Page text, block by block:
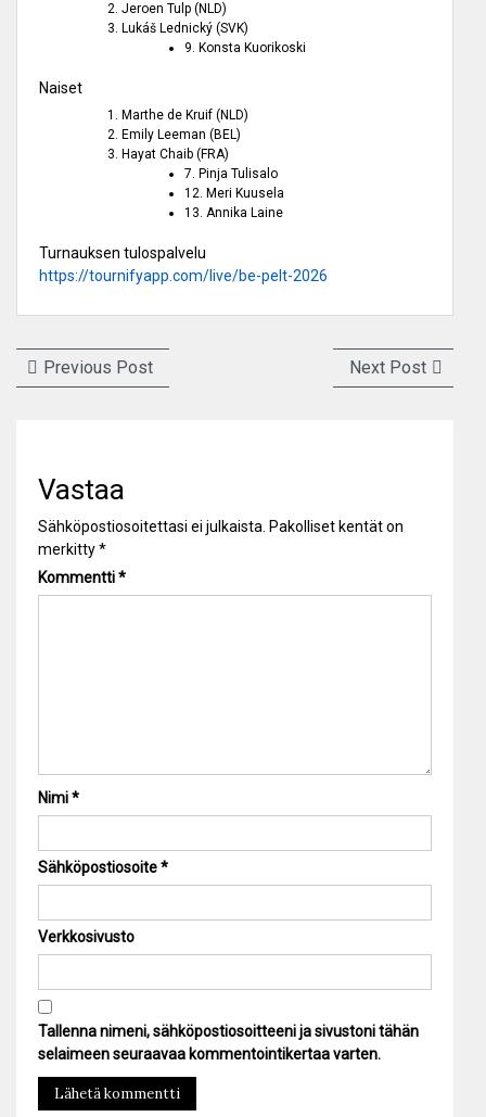
Jeroen Tulp (NLD)
Lukáš Lednický (SVK)
9. Konsta Kuorikoski
Naiset
Marthe de Kruif (NLD)
Emily Leeman (BEL)
Hayat Chaib (FRA)
7. Pinja Tulisalo
12. Meri Kuusela
13. Annika Laine
Turnauksen tulospalvelu
https://tournifyapp.com/live/be-pelt-2026
Artikkelien
Previous PostPrevious
post:
Next PostNext
post:
Vastaa
Sähköpostiosoitettasi ei julkaista. Pakolliset kentät on
merkitty*
Kommentti*
Nimi*
Sähköpostiosoite*
Verkkosivusto
Tallenna nimeni, sähköpostiosoitteeni ja sivustoni tähän
selaimeen seuraavaa kommentointikertaa varten.